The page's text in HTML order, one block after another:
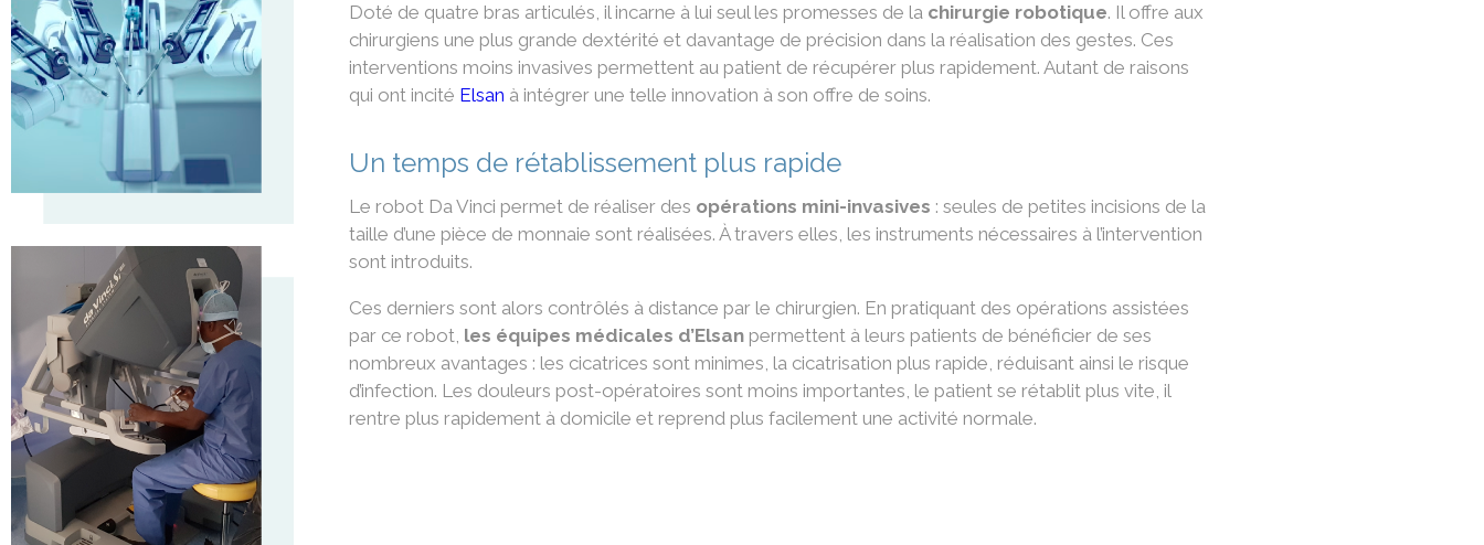
Doté de quatre bras articulés, il incarne à lui seul les promesses de la chirurgie robotique. Il offre aux
chirurgiens une plus grande dextérité et davantage de précision dans la réalisation des gestes. Ces
interventions moins invasives permettent au patient de récupérer plus rapidement. Autant de raisons
qui ont incité Elsan à intégrer une telle innovation à son offre de soins.
Un temps de rétablissement plus rapide
Le robot Da Vinci permet de réaliser des opérations mini-invasives : seules de petites incisions de la
taille d’une pièce de monnaie sont réalisées. À travers elles, les instruments nécessaires à l’intervention
sont introduits.
Ces derniers sont alors contrôlés à distance par le chirurgien. En pratiquant des opérations assistées
par ce robot, les équipes médicales d’Elsan permettent à leurs patients de bénéficier de ses
nombreux avantages : les cicatrices sont minimes, la cicatrisation plus rapide, réduisant ainsi le risque
d’infection. Les douleurs post-opératoires sont moins importantes, le patient se rétablit plus vite, il
rentre plus rapidement à domicile et reprend plus facilement une activité normale.